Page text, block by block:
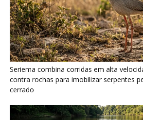
Ariranha sincroniza caça coletiva com
e cerca cardumes em rios rasos da